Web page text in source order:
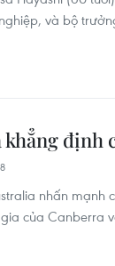
và bộ
định
nhấn mạnh
của Canberra